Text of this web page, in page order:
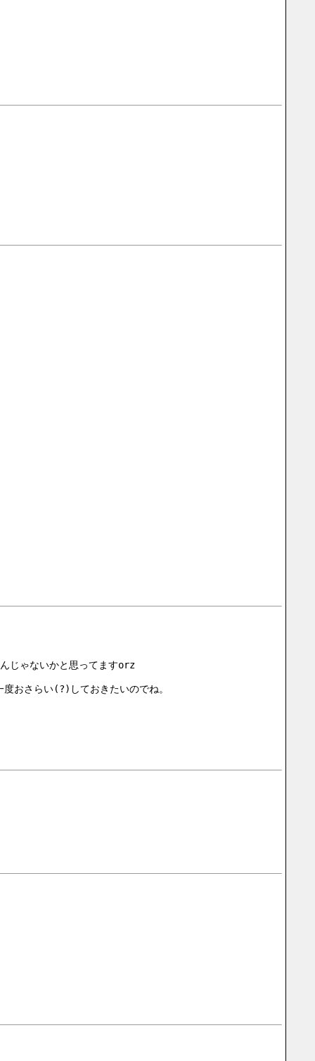
じゃないかと思ってますorz
おさらい(?)しておきたいのでね。